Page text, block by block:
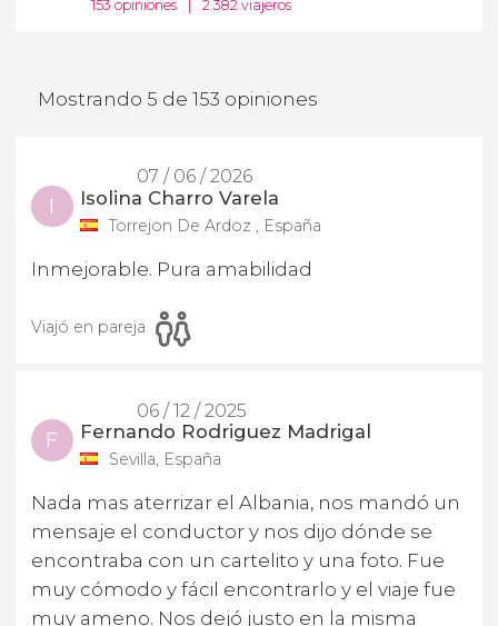
153 opiniones 2.382 viajeros
Mostrando 5 de 153 opiniones
07 / 06 / 2026
I Isolina Charro Varela
Torrejon De Ardoz , España
Inmejorable. Pura amabilidad
Viajó en pareja
06 / 12 / 2025
F Fernando Rodriguez Madrigal
Sevilla, España
Nada mas aterrizar el Albania, nos mandó un
mensaje el conductor y nos dijo dónde se
encontraba con un cartelito y una foto. Fue
muy cómodo y fácil encontrarlo y el viaje fue
muy ameno. Nos dejó justo en la misma